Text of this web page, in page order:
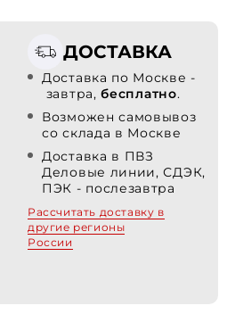
ДОСТАВКА
Доставка по Москве -
завтра,бесплатно.
Возможен самовывоз
со склада в Москве
Доставка в ПВЗ
Деловые линии, СДЭК,
ПЭК - послезавтра
Рассчитать доставку в
другие регионы
России